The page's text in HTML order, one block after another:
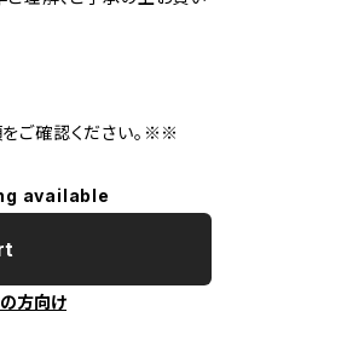
ご確認ください。※※
available
方向け